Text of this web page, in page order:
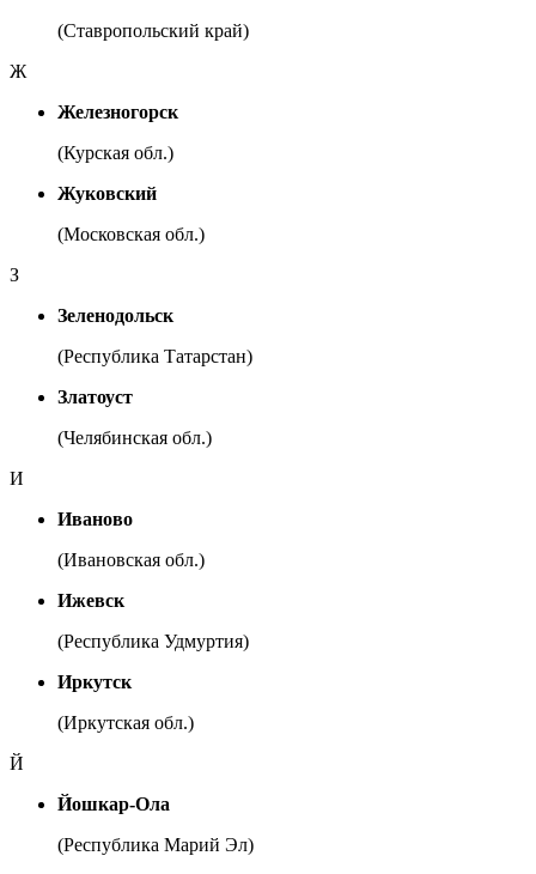
(Ставропольский край)
Ж
Железногорск
(Курская обл.)
Жуковский
(Московская обл.)
З
Зеленодольск
(Республика Татарстан)
Златоуст
(Челябинская обл.)
И
Иваново
(Ивановская обл.)
Ижевск
(Республика Удмуртия)
Иркутск
(Иркутская обл.)
Й
Йошкар-Ола
(Республика Марий Эл)